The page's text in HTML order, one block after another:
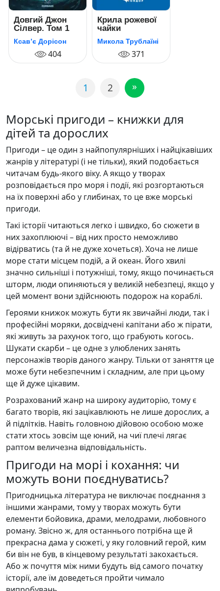
Довгий Джон
Сілвер. Том 1
Ксав’є Дорісон
404
Крила рожевої
чайки
Микола Трублаїні
371
1 2 »
Морські пригоди – книжки для
дітей та дорослих
Пригоди – це один з найпопулярніших і найцікавіших
жанрів у літературі (і не тільки), який подобається
читачам будь-якого віку. А якщо у творах
розповідається про моря і події, які розгортаються
на їх поверхні або у глибинах, то це вже морські
пригоди.
Такі історії читаються легко і швидко, бо сюжети в
них захоплюючі – від них просто неможливо
відірватись (та й не дуже хочеться). Хоча не лише
море стати місцем подій, а й океан. Його хвилі
значно сильніші і потужніші, тому, якщо починається
шторм, люди опиняються у великій небезпеці, якщо у
цей момент вони здійснюють подорож на кораблі.
Героями книжок можуть бути як звичайні люди, так і
професійні моряки, досвідчені капітани або ж пірати,
які живуть за рахунок того, що грабують когось.
Шукати скарби – це одне з улюблених занять
персонажів творів даного жанру. Тільки от заняття це
може бути небезпечним і складним, але при цьому
ще й дуже цікавим.
Розрахований жанр на широку аудиторію, тому є
багато творів, які зацікавлюють не лише дорослих, а
й підлітків. Навіть головною дійовою особою може
стати хтось зовсім ще юний, на чиї плечі лягає
раптом величезна відповідальність.
Пригоди на морі і кохання: чи
можуть вони поєднуватись?
Пригодницька література не виключає поєднання з
іншими жанрами, тому у творах можуть бути
елементи бойовика, драми, мелодрами, любовного
роману. Звісно ж, для останнього потрібна ще й
прекрасна дама у сюжеті, у яку головний герой, ким
би він не був, в кінцевому результаті закохається.
Або ж почуття між ними будуть від самого початку
історії, але їм доведеться пройти чимало